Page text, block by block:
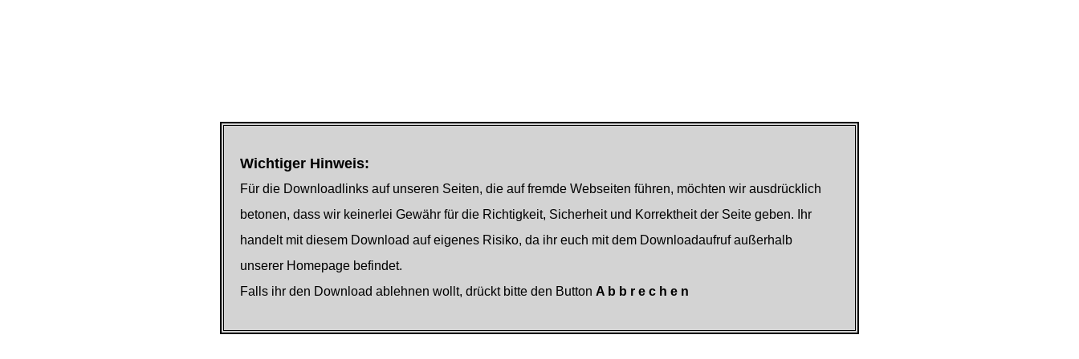
Wichtiger Hinweis:
Für die Downloadlinks auf unseren Seiten, die auf fremde Webseiten führen, möchten wir ausdrücklich
betonen, dass wir keinerlei Gewähr für die Richtigkeit, Sicherheit und Korrektheit der Seite geben. Ihr
handelt mit diesem Download auf eigenes Risiko, da ihr euch mit dem Downloadaufruf außerhalb
unserer Homepage befindet.
Falls ihr den Download ablehnen wollt, drückt bitte den Button A b b r e c h e n